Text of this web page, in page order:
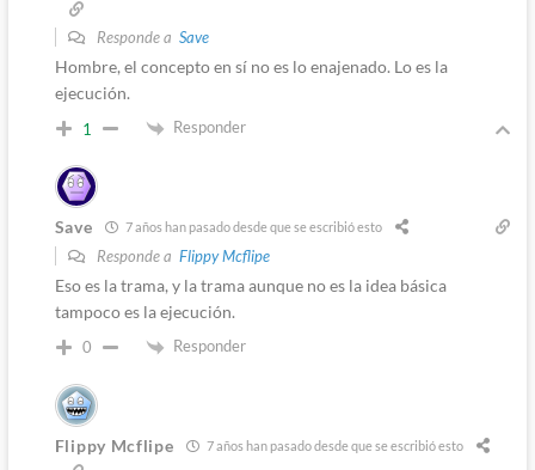
Responde a Save
Hombre, el concepto en sí no es lo enajenado. Lo es la
ejecución.
1 Responder
Save 7 años han pasado desde que se escribió esto
Responde a Flippy Mcflipe
Eso es la trama, y la trama aunque no es la idea básica
tampoco es la ejecución.
0 Responder
Flippy Mcflipe 7 años han pasado desde que se escribió esto